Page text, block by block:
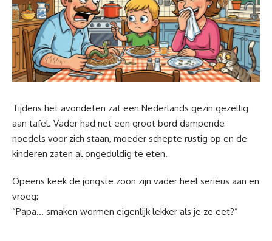
Tijdens het avondeten zat een Nederlands gezin gezellig
aan tafel. Vader had net een groot bord dampende
noedels voor zich staan, moeder schepte rustig op en de
kinderen zaten al ongeduldig te eten.
Opeens keek de jongste zoon zijn vader heel serieus aan en
vroeg:
“Papa… smaken wormen eigenlijk lekker als je ze eet?”